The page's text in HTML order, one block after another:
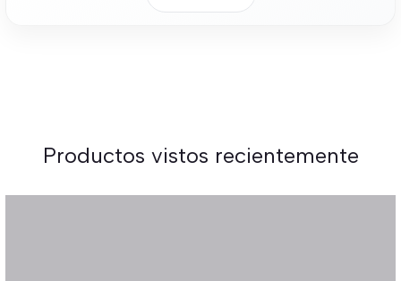
Productos vistos recientemente